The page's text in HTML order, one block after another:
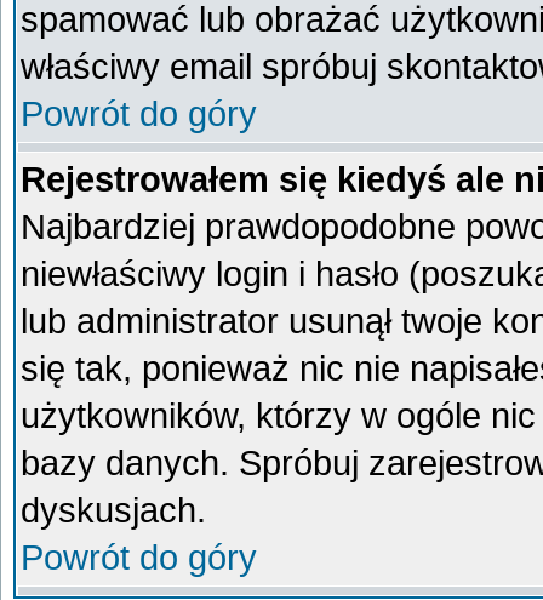
spamować lub obrażać
właściwy email spróbuj
Powrót do góry
Rejestrowałem się kiedyś ale
Najbardziej prawdopodobne
niewłaściwy login i hasło
lub administrator usunął twoje
się tak, ponieważ nic nie
użytkowników, którzy w ogóle
bazy danych. Spróbuj
dyskusjach.
Powrót do góry